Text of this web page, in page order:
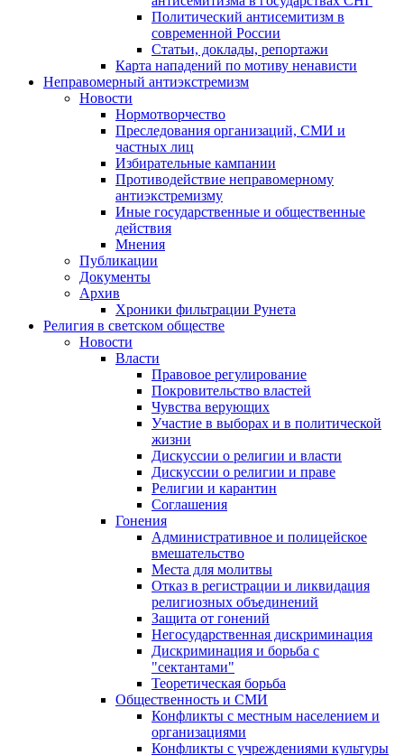
Политический антисемитизм в
современной России
Статьи, доклады, репортажи
Карта нападений по мотиву ненависти
Неправомерный антиэкстремизм
Новости
Нормотворчество
Преследования организаций, СМИ и
частных лиц
Избирательные кампании
Противодействие неправомерному
антиэкстремизму
Иные государственные и общественные
действия
Мнения
Публикации
Документы
Архив
Хроники фильтрации Рунета
Религия в светском обществе
Новости
Власти
Правовое регулирование
Покровительство властей
Чувства верующих
Участие в выборах и в политической
жизни
Дискуссии о религии и власти
Дискуссии о религии и праве
Религии и карантин
Соглашения
Гонения
Административное и полицейское
вмешательство
Места для молитвы
Отказ в регистрации и ликвидация
религиозных объединений
Защита от гонений
Негосударственная дискриминация
Дискриминация и борьба с
"сектантами"
Теоретическая борьба
Общественность и СМИ
Конфликты с местным населением и
организациями
Конфликты с учреждениями культуры